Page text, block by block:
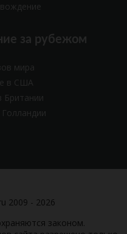
за рубежом
мира
в США
Британии
2009 - 2026
законом.